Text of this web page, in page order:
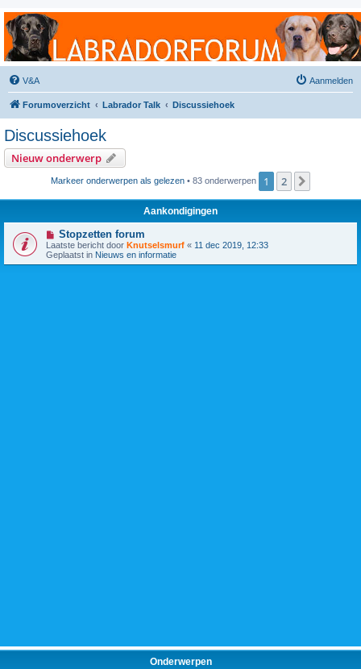
Labradorforum
Het gezelligste Labradorforum van Nederland en België!
V&A Aanmelden
Forumoverzicht Labrador Talk Discussiehoek
Discussiehoek
Nieuw onderwerp
Markeer onderwerpen als gelezen • 83 onderwerpen 1 2
Aankondigingen
Stopzetten forum
Laatste bericht door Knutselsmurf « 11 dec 2019, 12:33
Geplaatst in Nieuws en informatie
Onderwerpen